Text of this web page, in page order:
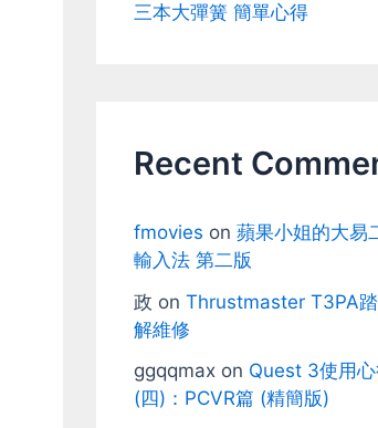
三本大彈簧 簡單心得
Recent
fmovies on 蘋果小姐的大易
輸入法 第二版
政 on Thrustmaster T3PA
解維修
ggqqmax on Quest 3使用
(四)：PCVR篇 (精簡版)